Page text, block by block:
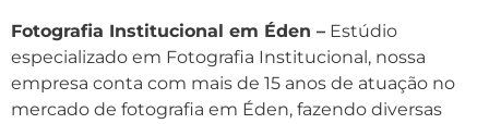
Fotografia Institucional em Éden – Estúdio
especializado em Fotografia Institucional, nossa
empresa conta com mais de 15 anos de atuação no
mercado de fotografia em Éden, fazendo diversas